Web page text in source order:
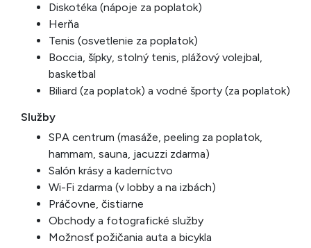
Diskotéka (nápoje za poplatok)
Herňa
Tenis (osvetlenie za poplatok)
Boccia, šípky, stolný tenis, plážový volejbal,
basketbal
Biliard (za poplatok) a vodné športy (za poplatok)
Služby
SPA centrum (masáže, peeling za poplatok,
hammam, sauna, jacuzzi zdarma)
Salón krásy a kaderníctvo
Wi-Fi zdarma (v lobby a na izbách)
Práčovne, čistiarne
Obchody a fotografické služby
Možnosť požičania auta a bicykla